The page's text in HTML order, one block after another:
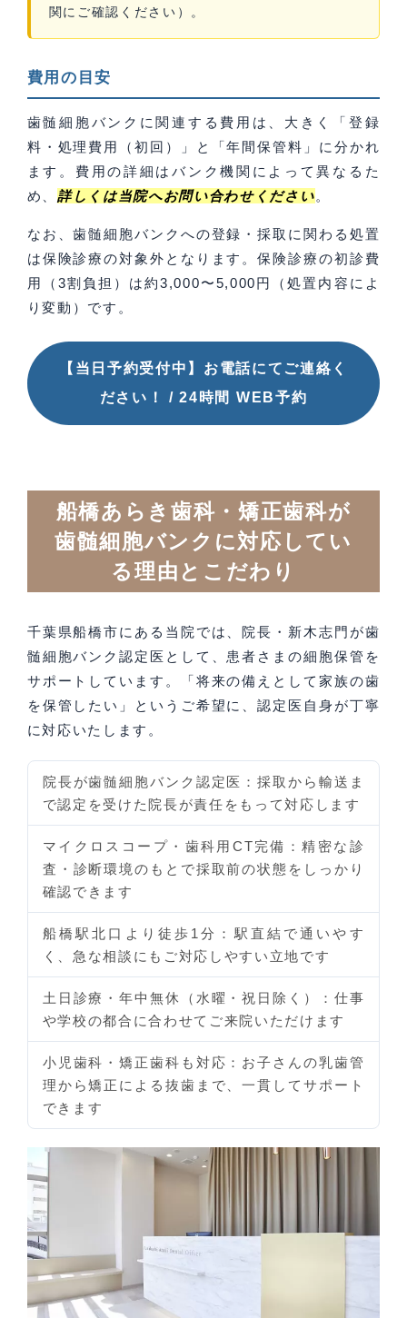
関にご確認ください）。
費用の目安
歯髄細胞バンクに関連する費用は、大きく「登録
料・処理費用（初回）」と「年間保管料」に分かれ
ます。費用の詳細はバンク機関によって異なるた
め、詳しくは当院へお問い合わせください。
なお、歯髄細胞バンクへの登録・採取に関わる処置
は保険診療の対象外となります。保険診療の初診費
用（3割負担）は約3,000〜5,000円（処置内容によ
り変動）です。
【当日予約受付中】お電話にてご連絡く
ださい！ / 24時間 WEB予約
船橋あらき歯科・矯正歯科が
歯髄細胞バンクに対応してい
る理由とこだわり
千葉県船橋市にある当院では、院長・新木志門が歯
髄細胞バンク認定医として、患者さまの細胞保管を
サポートしています。「将来の備えとして家族の歯
を保管したい」というご希望に、認定医自身が丁寧
に対応いたします。
院長が歯髄細胞バンク認定医 ：採取から輸送ま
で認定を受けた院長が責任をもって対応します
マイクロスコープ・歯科用CT完備 ：精密な診
査・診断環境のもとで採取前の状態をしっかり
確認できます
船橋駅北口より徒歩1分 ：駅直結で通いやす
く、急な相談にもご対応しやすい立地です
土日診療・年中無休（水曜・祝日除く）
：仕事
や学校の都合に合わせてご来院いただけます
小児歯科・矯正歯科も対応 ：お子さんの乳歯管
理から矯正による抜歯まで、一貫してサポート
できます